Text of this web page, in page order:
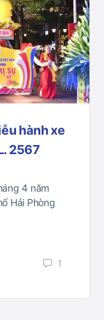
hành xe
2567
4 năm
Hải Phòng
1